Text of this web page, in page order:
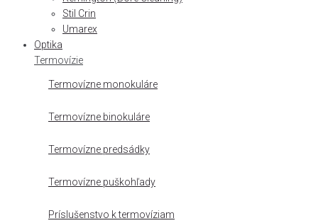
Stil Crin
Umarex
Optika
Termovízie
Termovízne monokuláre
Termovízne binokuláre
Termovízne predsádky
Termovízne puškohľady
Príslušenstvo k termovíziam